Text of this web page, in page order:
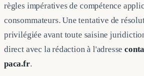
règles impératives de compétence
consommateurs. Une tentative de
privilégiée avant toute saisine
direct avec la rédaction à l'adresse
paca.fr.